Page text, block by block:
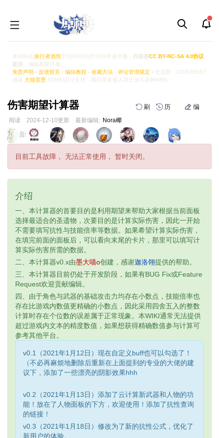
本WIKI由旅行者酒馆于2020年03月14日申请开通， 内容按CC BY-NC-SA 4.0协议
提供 ，编辑权限开放。
免责声明 • 反馈留言 • 编辑教程 • 收藏方法 • 评论管理规定 • 交流群：1018709157
感谢 大猫雷恩 对WIKI设计支持，期待更多能人异士加入原神WIKI。
伤害期望计算器 刷 历 编
阅读 2024-12-10更新 最新编辑: Nora椰
跳
到
跳
到
页面贡献者 :
目前工具故障， 无法正常使用， 暂时关闭。
介绍
一、本计算器的首要目的是利用期望来帮助大家根据当前面板
选择最适合的圣遗物，次要目的是计算实际伤害，因此一开始
不需要填写抗性与技能倍率等数据。如果希望计算实际伤害，
在填完前面的面板后，可以看向末尾的卡片，那里可以填写计
算实际伤害所需的数据。
二、本计算器v0.x由墨大喵o创建，感谢迦洛翎提供的帮助。
三、本计算器目前仍处于开发阶段，如果有BUG Fix或Feature
Request欢迎贡献编辑。
四、由于角色与武器的基础攻击力均存在小数点，技能倍率也
存在比游戏内数值更精确的小数点，因此采用四舍五入的整数
计算时存在个位数的误差属于正常现象。本WIKI通常无法提供
超过游戏内文本的精度数值，如果想获得精确数值参与计算可
参考其他平台。
v0.1（2021年1月12日）现在自定义buff也可以勾选了！
（不必再麻烦地删除后重新在上面提到的专业的大佬的建
议下，添加了一些漂亮的阴影效果hhh
v0.2（2021年1月13日）添加了云计算新武器和人物的功
能！放在了人物面板的下方，欢迎使用！添加了抗性查询
的链接！
v0.3（2021年1月18日）修改为了新的抗性公式，优化了
新用户的体验。